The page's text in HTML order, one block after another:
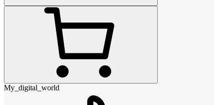
My_digital_world